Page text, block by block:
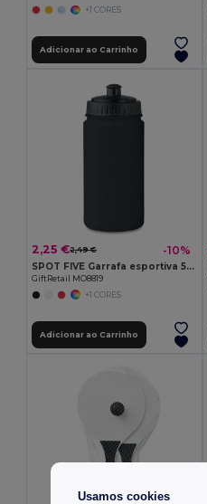
+1 CORES
Adicionar ao Carrinho
2,25 €2,49 € -10%
SPOT FIVE Garrafa esportiva 500ml
GiftRetail MO8819
+1 CORES
Adicionar ao Carrinho
Usamos cookies